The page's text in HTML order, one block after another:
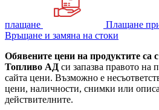
плащане
Плащане
Връщане и замяна на стоки
Обявените цени на продуктите
Топливо АД си запазва правото на
сайта цени. Възможно е
цени, наличности, снимки или
действителните.